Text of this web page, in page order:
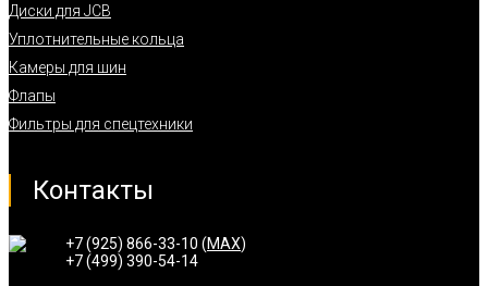
Диски для JCB
Уплотнительные кольца
Камеры для шин
Флапы
Фильтры для спецтехники
Контакты
+7 (925) 866-33-10 (MAX)
+7 (499) 390-54-14